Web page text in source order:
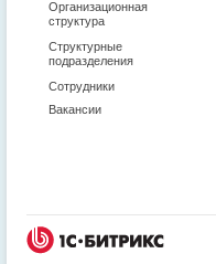
Организационная
структура
Структурные
подразделения
Сотрудники
Вакансии